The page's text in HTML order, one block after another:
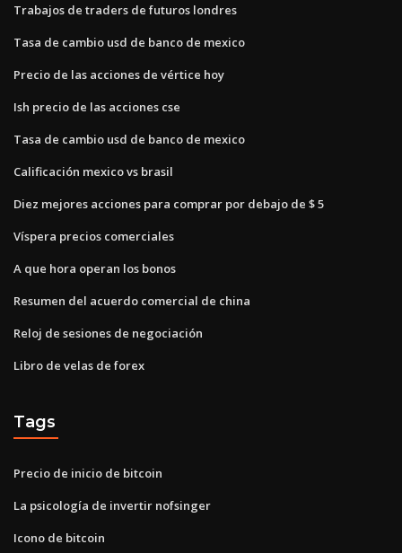
Trabajos de traders de futuros londres
Tasa de cambio usd de banco de mexico
Precio de las acciones de vértice hoy
Ish precio de las acciones cse
Tasa de cambio usd de banco de mexico
Calificación mexico vs brasil
Diez mejores acciones para comprar por debajo de $ 5
Víspera precios comerciales
A que hora operan los bonos
Resumen del acuerdo comercial de china
Reloj de sesiones de negociación
Libro de velas de forex
Tags
Precio de inicio de bitcoin
La psicología de invertir nofsinger
Icono de bitcoin